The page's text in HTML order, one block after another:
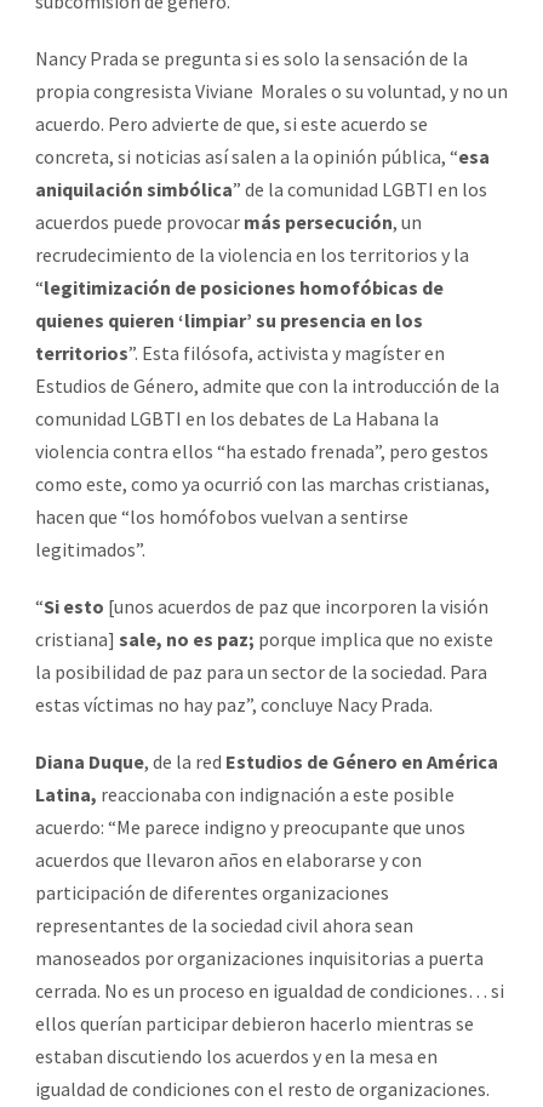
Nancy Prada se pregunta si es solo la sensación de la
propia congresista Viviane Morales o su voluntad, y no un
acuerdo. Pero advierte de que, si este acuerdo se
concreta, si noticias así salen a la opinión pública, “esa
aniquilación simbólica” de la comunidad LGBTI en los
acuerdos puede provocar más persecución, un
recrudecimiento de la violencia en los territorios y la
“legitimización de posiciones homofóbicas de
quienes quieren ‘limpiar’ su presencia en los
territorios”. Esta filósofa, activista y magíster en
Estudios de Género, admite que con la introducción de la
comunidad LGBTI en los debates de La Habana la
violencia contra ellos “ha estado frenada”, pero gestos
como este, como ya ocurrió con las marchas cristianas,
hacen que “los homófobos vuelvan a sentirse
legitimados”.
“Si esto [unos acuerdos de paz que incorporen la visión
cristiana] sale, no es paz; porque implica que no existe
la posibilidad de paz para un sector de la sociedad. Para
estas víctimas no hay paz”, concluye Nacy Prada.
Diana Duque, de la red Estudios de Género en América
Latina, reaccionaba con indignación a este posible
acuerdo: “Me parece indigno y preocupante que unos
acuerdos que llevaron años en elaborarse y con
participación de diferentes organizaciones
representantes de la sociedad civil ahora sean
manoseados por organizaciones inquisitorias a puerta
cerrada. No es un proceso en igualdad de condiciones… si
ellos querían participar debieron hacerlo mientras se
estaban discutiendo los acuerdos y en la mesa en
igualdad de condiciones con el resto de organizaciones.